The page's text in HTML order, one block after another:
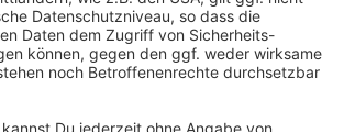
nicht zulässig, so die Reiseexpertin.
muss den kompletten Betrag